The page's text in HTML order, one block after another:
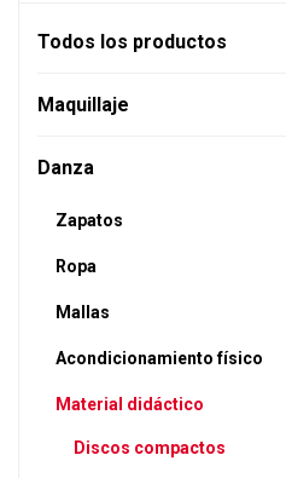
Todos los productos
Maquillaje
Danza
Zapatos
Ropa
Mallas
Acondicionamiento físico
Material didáctico
Discos compactos